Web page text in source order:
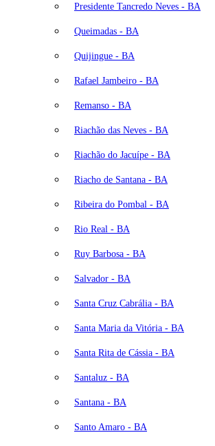
Presidente Tancredo Neves - BA
Queimadas - BA
Quijingue - BA
Rafael Jambeiro - BA
Remanso - BA
Riachão das Neves - BA
Riachão do Jacuípe - BA
Riacho de Santana - BA
Ribeira do Pombal - BA
Rio Real - BA
Ruy Barbosa - BA
Salvador - BA
Santa Cruz Cabrália - BA
Santa Maria da Vitória - BA
Santa Rita de Cássia - BA
Santaluz - BA
Santana - BA
Santo Amaro - BA